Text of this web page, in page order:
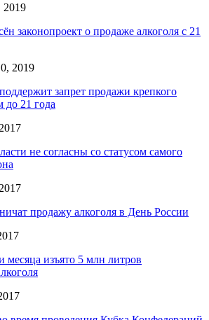
законопроект о продаже алкоголя с 21
2019
запрет продажи крепкого
до 21 года
не согласны со статусом самого
продажу алкоголя в День России
месяца изъято 5 млн литров